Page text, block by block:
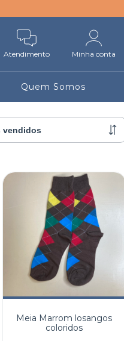
Atendimento Minha conta
Quem Somos
Meia Marrom losangos
coloridos